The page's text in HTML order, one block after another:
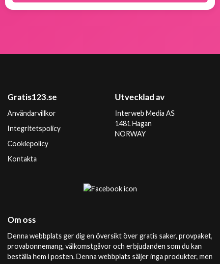
Gratis123.se
Användarvillkor
Integritetspolicy
Cookiepolicy
Kontakta
Utvecklad av
Interweb Media AS
1481 Hagan
NORWAY
Om oss
Denna webbplats ger dig en översikt över gratis saker, provpaket,
provabonnemang, välkomstgåvor och erbjudanden som du kan
beställa hem i posten. Denna webbplats säljer inga produkter, men